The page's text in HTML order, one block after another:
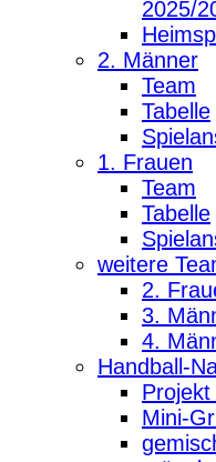
2025/
2. Männer
Team
Tabelle
1. Frauen
Team
Tabelle
weitere
2.
3.
4.
Handball-
Mini-